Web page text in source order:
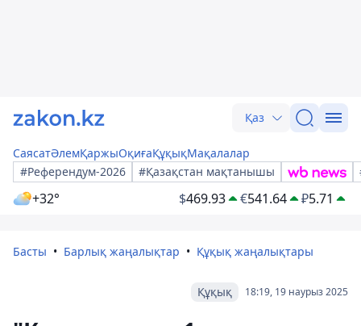
Қаз
СаясатӘлемҚаржыОқиғаҚұқықМақалалар
#Референдум-2026
#Қазақстан мақтанышы
+32° $469.93 €541.64 ₽5.71
Басты Барлық жаңалықтар Құқық жаңалықтары
18:19, 19 наурыз 2025
Құқық